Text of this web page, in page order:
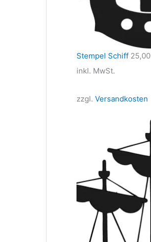
Stempel Schiff 25,00
inkl. MwSt.
zzgl. Versandkosten